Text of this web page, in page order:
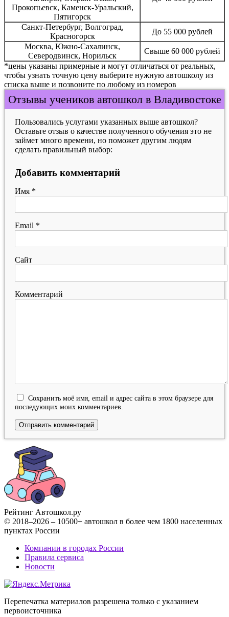
Прокопьевск, Каменск-Уральский,
Пятигорск
Санкт-Петербург, Волгоград,
Красногорск
До 55 000 рублей
Москва, Южно-Сахалинск,
Северодвинск, Норильск
Свыше 60 000 рублей
*цены указаны примерные и могут отличаться от реальных,
чтобы узнать точную цену выберите нужную автошколу из
списка выше и позвоните по любому из номеров
Отзывы учеников автошкол в Владивостоке
Пользовались услугами указанных выше автошкол?
Оставьте отзыв о качестве полученного обучения это не
займет много времени, но поможет другим людям
сделать правильный выбор:
Добавить комментарий
Имя *
Email *
Сайт
Комментарий
Сохранить моё имя, email и адрес сайта в этом браузере для
последующих моих комментариев.
Рейтинг Автошкол.ру
© 2018–2026 – 10500+ автошкол в более чем 1800 населенных
пунктах России
Компании в городах России
Правила сервиса
Новости
Перепечатка материалов разрешена только с указанием
первоисточника